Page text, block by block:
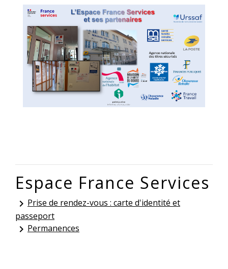
Espace France Services
keyboard_arrow_right Prise de rendez-vous : carte d'identité et
passeport
keyboard_arrow_right Permanences